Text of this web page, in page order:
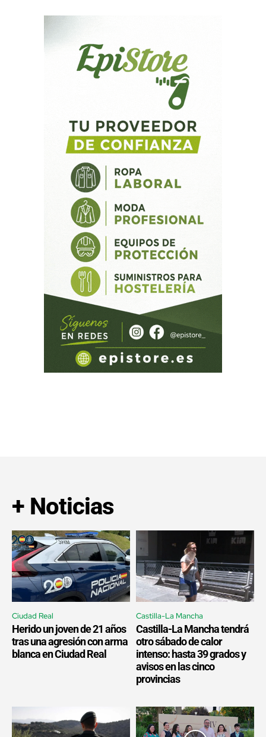
+ Noticias
Ciudad Real
Herido un joven de 21 años
tras una agresión con arma
blanca en Ciudad Real
Castilla-La Mancha
Castilla-La Mancha tendrá
otro sábado de calor
intenso: hasta 39 grados y
avisos en las cinco
provincias